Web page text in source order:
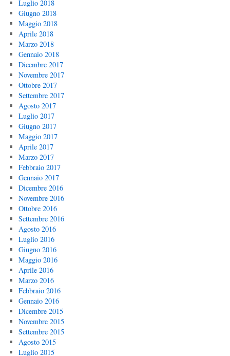
Luglio 2018
Giugno 2018
Maggio 2018
Aprile 2018
Marzo 2018
Gennaio 2018
Dicembre 2017
Novembre 2017
Ottobre 2017
Settembre 2017
Agosto 2017
Luglio 2017
Giugno 2017
Maggio 2017
Aprile 2017
Marzo 2017
Febbraio 2017
Gennaio 2017
Dicembre 2016
Novembre 2016
Ottobre 2016
Settembre 2016
Agosto 2016
Luglio 2016
Giugno 2016
Maggio 2016
Aprile 2016
Marzo 2016
Febbraio 2016
Gennaio 2016
Dicembre 2015
Novembre 2015
Settembre 2015
Agosto 2015
Luglio 2015